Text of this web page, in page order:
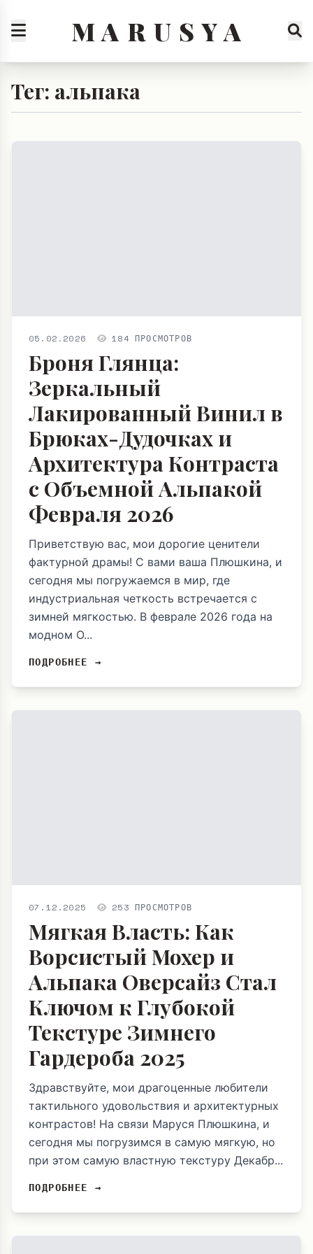
M A R U S Y A
Тег: альпака
05.02.2026 184 ПРОСМОТРОВ
Броня Глянца:
Зеркальный
Лакированный Винил в
Брюках-Дудочках и
Архитектура Контраста
с Объемной Альпакой
Февраля 2026
Приветствую вас, мои дорогие ценители
фактурной драмы! С вами ваша Плюшкина, и
сегодня мы погружаемся в мир, где
индустриальная четкость встречается с
зимней мягкостью. В феврале 2026 года на
модном О...
ПОДРОБНЕЕ →
07.12.2025 253 ПРОСМОТРОВ
Мягкая Власть: Как
Ворсистый Мохер и
Альпака Оверсайз Стал
Ключом к Глубокой
Текстуре Зимнего
Гардероба 2025
Здравствуйте, мои драгоценные любители
тактильного удовольствия и архитектурных
контрастов! На связи Маруся Плюшкина, и
сегодня мы погрузимся в самую мягкую, но
при этом самую властную текстуру Декабр...
ПОДРОБНЕЕ →